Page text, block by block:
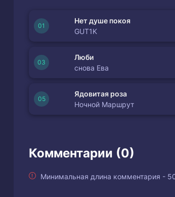
Нет душе покоя
GUT1K
Люби
снова Ева
Ядовитая роза
Ночной Маршрут
Комментарии (0)
Минимальная длина комментария -